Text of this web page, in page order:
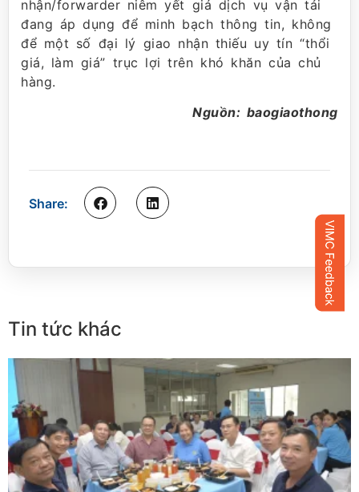
nhận/forwarder niêm yết giá dịch vụ vận tải
đang áp dụng để minh bạch thông tin, không
để một số đại lý giao nhận thiếu uy tín “thổi
giá, làm giá” trục lợi trên khó khăn của chủ
hàng.
Nguồn: baogiaothong
Share:
Tin tức khác